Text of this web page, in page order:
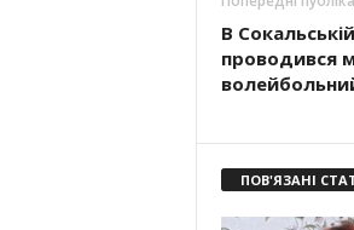
В
проводився
ПОВ'ЯЗАНІ